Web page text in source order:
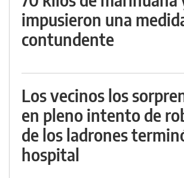
impusieron una
contundente
Los vecinos los
en pleno intento de
de los ladrones
hospital